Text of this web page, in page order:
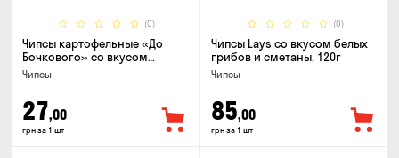
(0)
Чипсы картофельные «До
Бочкового» со вкусом
сметаны с зеленью, 100г
Чипсы
27,00
грн за 1 шт
(0)
Чипсы Lays со вкусом белых
грибов и сметаны, 120г
Чипсы
85,00
грн за 1 шт